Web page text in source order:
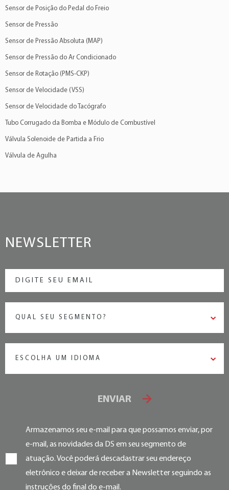
Sensor de Posição do Pedal do Freio
Sensor de Pressão
Sensor de Pressão Absoluta (MAP)
Sensor de Pressão do Ar Condicionado
Sensor de Rotação (PMS-CKP)
Sensor de Velocidade (VSS)
Sensor de Velocidade do Tacógrafo
Tubo Corrugado da Bomba e Módulo de Combustível
Válvula Solenoide de Partida a Frio
Válvula de Agulha
NEWSLETTER
QUAL SEU SEGMENTO?
ESCOLHA UM IDIOMA
ENVIAR
Armazenamos seu e-mail para que possamos enviar, por
e-mail, as novidades da DS em seu segmento de
atuação. Você poderá descadastrar seu endereço
eletrônico e deixar de receber a Newsletter seguindo as
instruções do final do e-mail.